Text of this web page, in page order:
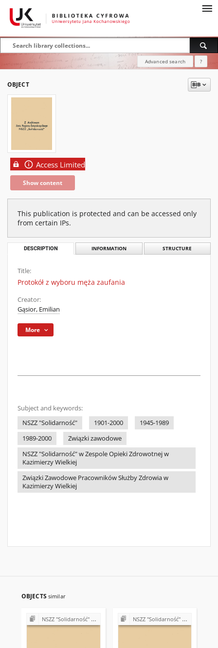
Advanced search ?
OBJECT
Access Limited
Show content
This publication is protected and can be accessed only
from certain IPs.
DESCRIPTION INFORMATION STRUCTURE
Title:
Protokół z wyboru męża zaufania
Creator:
Gąsior, Emilian
More
Subject and keywords:
NSZZ "Solidarność"
1901-2000
1945-1989
1989-2000
Związki zawodowe
NSZZ "Solidarność" w Zespole Opieki Zdrowotnej w
Kazimierzy Wielkiej
Związki Zawodowe Pracowników Służby Zdrowia w
Kazimierzy Wielkiej
OBJECTS similar
NSZZ "Solidarność" w Zespole Opieki Zdrowotnej w Kazimierzy Wielkiej NSZZ "Solidarność" w Zespole Opieki Zdrowotnej w Kazimierzy Wielkiej